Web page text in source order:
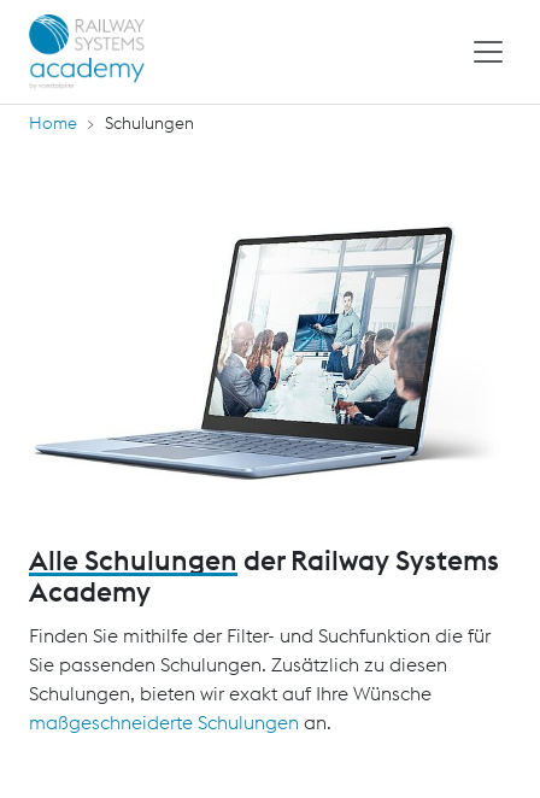
Home Schulungen
Alle Schulungen der Railway Systems
Academy
Finden Sie mithilfe der Filter- und Suchfunktion die für
Sie passenden Schulungen. Zusätzlich zu diesen
Schulungen, bieten wir exakt auf Ihre Wünsche
maßgeschneiderte Schulungen an.